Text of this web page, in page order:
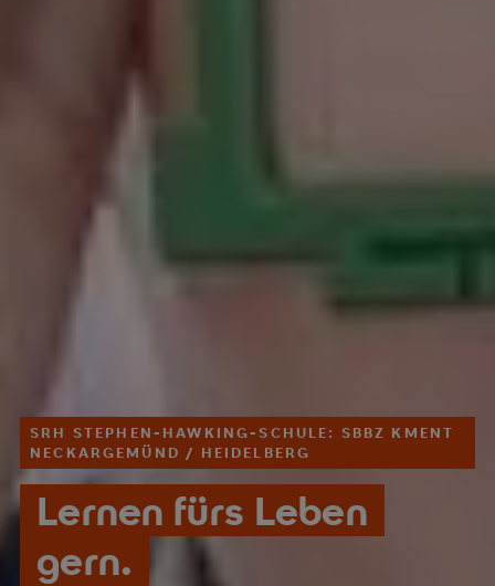
SRH STEPHEN-HAWKING-SCHULE: SBBZ KMENT
NECKARGEMÜND / HEIDELBERG
Lernen fürs Leben
gern.